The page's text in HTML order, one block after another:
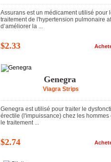
Assurans est un médicament utilisé pour
traitement de l'hypertension pulmonaire
d’améliorer la ...
$2.33
Genegra
Viagra Strips
Genegra est utilisé pour traiter le
érectile (l'impuissance) chez les hommes
le traitement ...
$2.74